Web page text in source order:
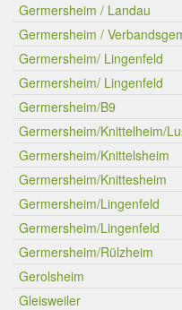
Germersheim / Landau
Germersheim /
Germersheim/ Lingenfeld
Germersheim/ Lingenfeld
Germersheim/B9
Germersheim/Knittelheim/
Germersheim/Knittelsheim
Germersheim/Knittesheim
Germersheim/Lingenfeld
Germersheim/Lingenfeld
Germersheim/Rülzheim
Gerolsheim
Gleisweiler